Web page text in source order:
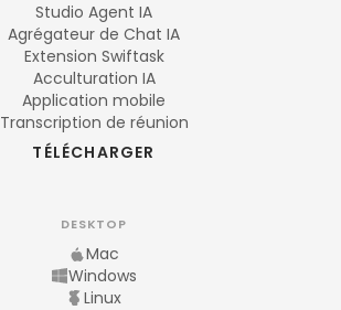
Studio Agent IA
Agrégateur de Chat IA
Extension Swiftask
Acculturation IA
Application mobile
Transcription de réunion
TÉLÉCHARGER
DESKTOP
Mac
Windows
Linux